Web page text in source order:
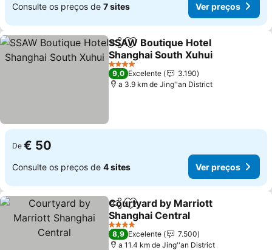
Consulte os preços de 7 sites Ver preços
PartilharAdicionar aos favoritos
SSAW Boutique Hotel
Shanghai South Xuhui
Ver preços
4 Estrelas
9,0 Excelente
3.190
a 3.9 km de Jing''an District
De € 50
Consulte os preços de 4 sites Ver preços
PartilharAdicionar aos favoritos
Courtyard by Marriott
Shanghai Central
Ver preços
4 Estrelas
8,9 Excelente
7.500
a 11.4 km de Jing''an District